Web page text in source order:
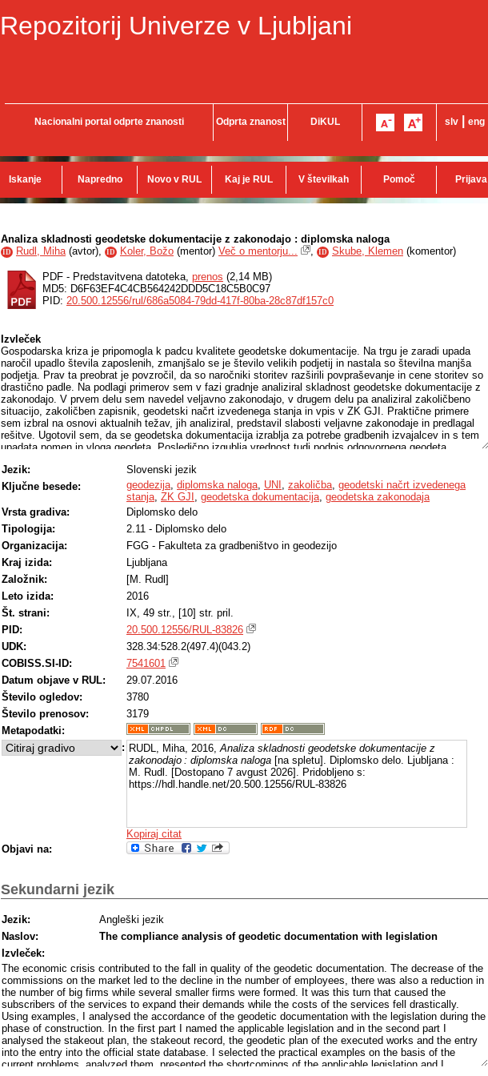
Repozitorij Univerze v Ljubljani
Nacionalni portal odprte znanosti Odprta znanost DiKUL slv eng
Iskanje Napredno Novo v RUL Kaj je RUL V številkah Pomoč Prijava
Analiza skladnosti geodetske dokumentacije z zakonodajo : diplomska naloga
ID Rudl, Miha(avtor), ID Koler, Božo (mentor) Več o mentorju... , ID Skube, Klemen (komentor)
PDF - Predstavitvena datoteka, prenos (2,14 MB)
MD5: D6F63EF4C4CB564242DDD5C18C5B0C97
PID: 20.500.12556/rul/686a5084-79dd-417f-80ba-28c87df157c0
Izvleček
Gospodarska kriza je pripomogla k padcu kvalitete geodetske dokumentacije. Na trgu je zaradi upada
naročil upadlo števila zaposlenih, zmanjšalo se je število velikih podjetij in nastala so številna manjša
podjetja. Prav ta preobrat je povzročil, da so naročniki storitev razširili povpraševanje in cene storitev so
drastično padle. Na podlagi primerov sem v fazi gradnje analiziral skladnost geodetske dokumentacije z
zakonodajo. V prvem delu sem navedel veljavno zakonodajo, v drugem delu pa analiziral zakoličbeno
situacijo, zakoličben zapisnik, geodetski načrt izvedenega stanja in vpis v ZK GJI. Praktične primere
sem izbral na osnovi aktualnih težav, jih analiziral, predstavil slabosti veljavne zakonodaje in predlagal
rešitve. Ugotovil sem, da se geodetska dokumentacija izrablja za potrebe gradbenih izvajalcev in s tem
upadata pomen in vloga geodeta. Posledično izgublja vrednost tudi podpis odgovornega geodeta.
nove zakonodaje pa bo potrebno zaostriti kontrolo skladnosti elaboratov z zakonodajo, saj bi s tem
zmanjšali, oziroma onemogočili zlorabo podpisa odgovornega geodeta.
Jezik:
Slovenski jezik
Ključne besede:
geodezija, diplomska naloga, UNI , zakoličba, geodetski načrt izvedenega
stanja, ZK GJI , geodetska dokumentacija, geodetska zakonodaja
Vrsta gradiva:
Diplomsko delo
Tipologija:
2.11 - Diplomsko delo
Organizacija:
FGG - Fakulteta za gradbeništvo in geodezijo
Kraj izida:
Ljubljana
Založnik:
[M. Rudl]
Leto izida:
2016
Št. strani:
IX, 49 str., [10] str. pril.
PID:
20.500.12556/RUL-83826
UDK:
328.34:528.2(497.4)(043.2)
COBISS.SI-ID:
7541601
Datum objave v RUL:
29.07.2016
Število ogledov:
3780
Število prenosov:
3179
Metapodatki:
: RUDL, Miha, 2016,Analiza skladnosti geodetske dokumentacije z
zakonodajo : diplomska naloga [na spletu]. Diplomsko delo. Ljubljana :
M. Rudl. [Dostopano 7 avgust 2026]. Pridobljeno s:
https://hdl.handle.net/20.500.12556/RUL-83826
Kopiraj citat
Objavi na:
Sekundarni jezik
Jezik:
Angleški jezik
Naslov:
The compliance analysis of geodetic documentation with legislation
Izvleček:
The economic crisis contributed to the fall in quality of the geodetic documentation. The decrease of the
commissions on the market led to the decline in the number of employees, there was also a reduction in
the number of big firms while several smaller firms were formed. It was this turn that caused the
subscribers of the services to expand their demands while the costs of the services fell drastically.
Using examples, I analysed the accordance of the geodetic documentation with the legislation during the
phase of construction. In the first part I named the applicable legislation and in the second part I
analysed the stakeout plan, the stakeout record, the geodetic plan of the executed works and the entry
into the entry into the official state database. I selected the practical examples on the basis of the
current problems, analyzed them, presented the shortcomings of the applicable legislation and I